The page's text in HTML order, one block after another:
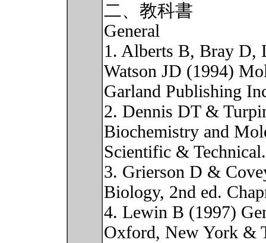
二、教科書
General
1. Alberts B, Bray D,
Watson JD (1994)
Garland Publishing
2. Dennis DT &
Biochemistry and
Scientific &
3. Grierson D &
Biology, 2nd ed.
4. Lewin B (1997)
Oxford, New York &